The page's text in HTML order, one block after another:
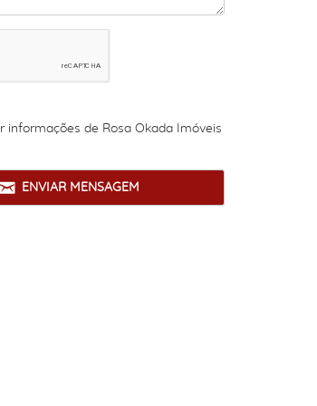
informações de Rosa Okada Imóveis
ENVIAR MENSAGEM